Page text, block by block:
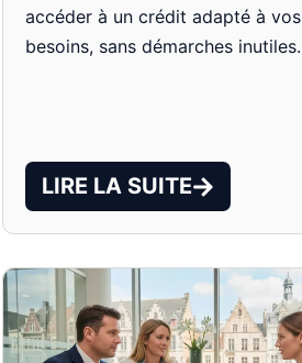
accéder à un crédit adapté à vos
besoins, sans démarches inutiles.
LIRE LA SUITE